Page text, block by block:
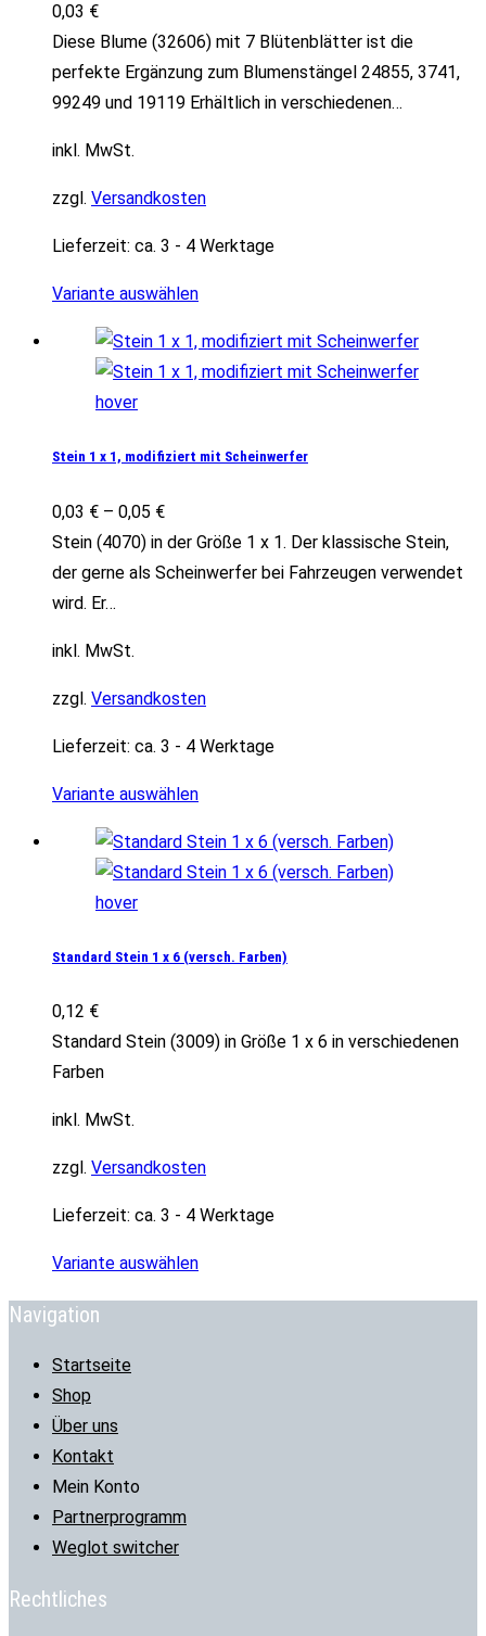
0,03 €
Diese Blume (32606) mit 7 Blütenblätter ist die
perfekte Ergänzung zum Blumenstängel 24855, 3741,
99249 und 19119 Erhältlich in verschiedenen…
inkl. MwSt.
zzgl. Versandkosten
Lieferzeit: ca. 3 - 4 Werktage
Variante auswählen
Stein 1 x 1, modifiziert mit Scheinwerfer
0,03 € – 0,05 €
Stein (4070) in der Größe 1 x 1. Der klassische Stein,
der gerne als Scheinwerfer bei Fahrzeugen verwendet
wird. Er…
inkl. MwSt.
zzgl. Versandkosten
Lieferzeit: ca. 3 - 4 Werktage
Variante auswählen
Standard Stein 1 x 6 (versch. Farben)
0,12 €
Standard Stein (3009) in Größe 1 x 6 in verschiedenen
Farben
inkl. MwSt.
zzgl. Versandkosten
Lieferzeit: ca. 3 - 4 Werktage
Variante auswählen
Navigation
Startseite
Shop
Über uns
Kontakt
Mein Konto
Partnerprogramm
Weglot switcher
Rechtliches